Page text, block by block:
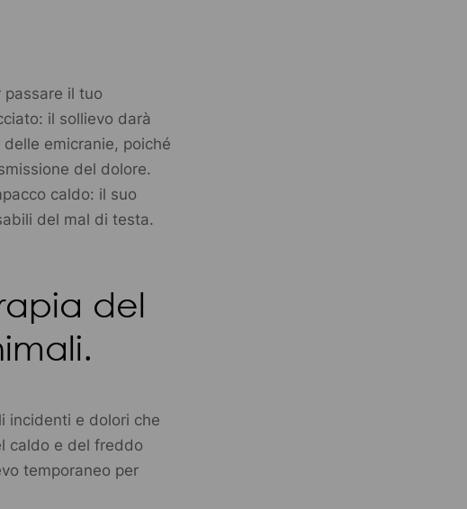
il tuo
il sollievo darà
emicranie, poiché
del dolore.
caldo: il suo
del mal di testa.
del
incidenti e dolori che
caldo e del freddo
temporaneo per